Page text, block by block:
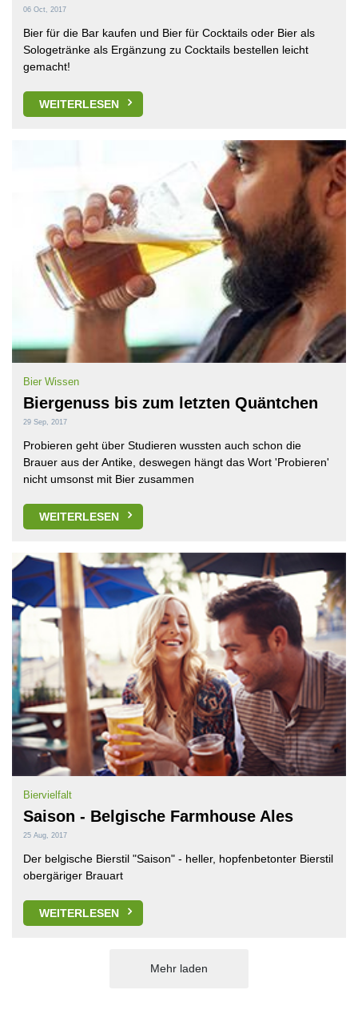
06 Oct, 2017
Bier für die Bar kaufen und Bier für Cocktails oder Bier als
Sologetränke als Ergänzung zu Cocktails bestellen leicht
gemacht!
WEITERLESEN
Bier Wissen
Biergenuss bis zum letzten Quäntchen
29 Sep, 2017
Probieren geht über Studieren wussten auch schon die
Brauer aus der Antike, deswegen hängt das Wort 'Probieren'
nicht umsonst mit Bier zusammen
WEITERLESEN
Biervielfalt
Saison - Belgische Farmhouse Ales
25 Aug, 2017
Der belgische Bierstil "Saison" - heller, hopfenbetonter Bierstil
obergäriger Brauart
WEITERLESEN
Mehr laden